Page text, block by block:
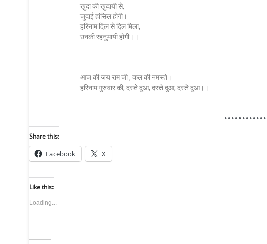
खुदा की खुदायी से,
जुदाई हांसिल होगी।
हरिनाम दिल से दिल मिला,
उनकी रहनुमायी होगी।।
आज की जय राम जी , कल की नमस्ते।
हरिनाम गुरुवार की, दस्ते दुआ, दस्ते दुआ, दस्ते दुआ।।
Share this:
Facebook X
Like this:
Loading...